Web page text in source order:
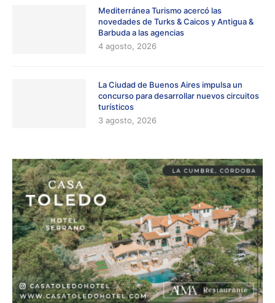
Mediterránea Turismo acercó las
novedades de Turks & Caicos y Antigua &
Barbuda a las agencias
4 agosto, 2026
La Ciudad de Buenos Aires impulsa un
concurso para desarrollar nuevos circuitos
turísticos
3 agosto, 2026